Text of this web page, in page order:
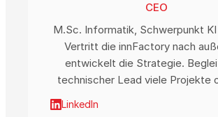
CEO
M.Sc. Informatik, Schwerpunkt KI
Vertritt die innFactory nach
entwickelt die Strategie.
technischer Lead viele Projekte
LinkedIn